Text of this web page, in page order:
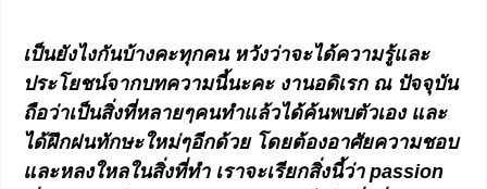
เป็นยังไงกันบ้างคะทุกคน หวังว่าจะได้ความรู้และ
ประโยชน์จากบทความนี้นะคะ งานอดิเรก ณ ปัจจุบัน
ถือว่าเป็นสิ่งที่หลายๆคนทำแล้วได้ค้นพบตัวเอง และ
ได้ฝึกฝนทักษะใหม่ๆอีกด้วย โดยต้องอาศัยความชอบ
และหลงใหลในสิ่งที่ทำ เราจะเรียกสิ่งนี้ว่า passion